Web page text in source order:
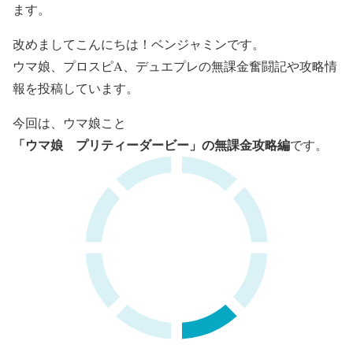
ます。
改めましてこんにちは！ベンジャミンです。
ウマ娘、プロスピA、デュエプレの無課金奮闘記や攻略情
報を投稿しています。
今回は、ウマ娘こと
「ウマ娘 プリティーダービー」の無課金攻略編です。